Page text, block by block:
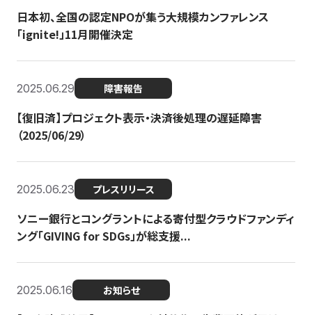
日本初、全国の認定NPOが集う大規模カンファレンス
「ignite!」11月開催決定
2025.06.29 障害報告
【復旧済】プロジェクト表示・決済後処理の遅延障害
（2025/06/29）
2025.06.23 プレスリリース
ソニー銀行とコングラントによる寄付型クラウドファンディ
ング「GIVING for SDGs」が総支援...
2025.06.16 お知らせ